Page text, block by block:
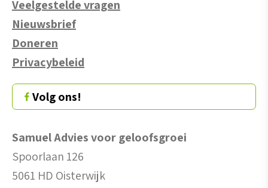
Veelgestelde vragen
Nieuwsbrief
Doneren
Privacybeleid
Volg ons!
Samuel Advies voor geloofsgroei
Spoorlaan 126
5061 HD Oisterwijk